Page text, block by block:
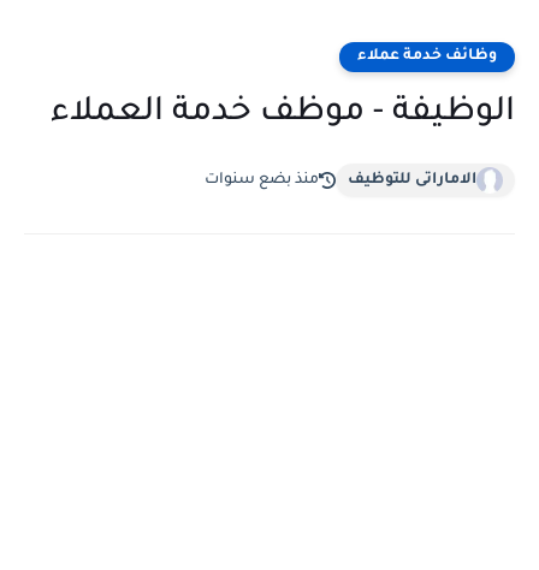
وظائف خدمة عملاء
الوظيفة - موظف خدمة العملاء
الاماراتى للتوظيف منذ بضع سنوات